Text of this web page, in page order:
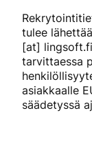
tulee
[at]
tarvittaessa
asiakkaalle
säädetyssä